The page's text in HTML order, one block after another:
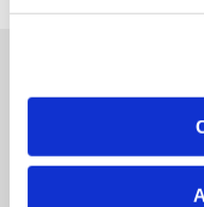
Pfarrei St.